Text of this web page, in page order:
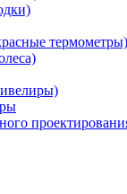
термометры)